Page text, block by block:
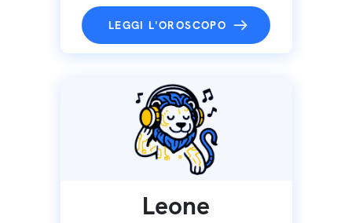
LEGGI L'OROSCOPO
Leone